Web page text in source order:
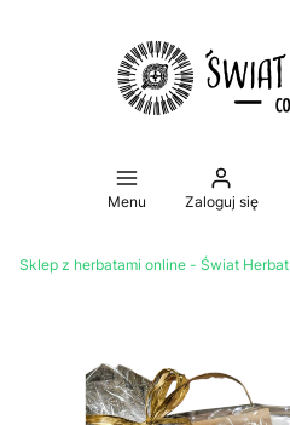
Menu Zaloguj się
Sklep z herbatami online - Świat Herbat